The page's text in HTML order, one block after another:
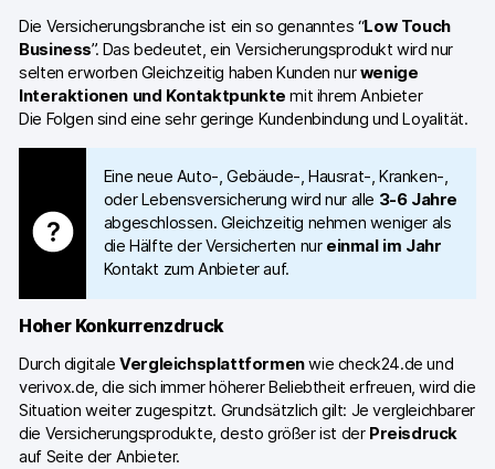
Die Versicherungsbranche ist ein so genanntes “Low Touch
Business”. Das bedeutet, ein Versicherungsprodukt wird nur
selten erworben Gleichzeitig haben Kunden nurwenige
Interaktionen und Kontaktpunkte mit ihrem Anbieter
Die Folgen sind eine sehr geringe Kundenbindung und Loyalität.
Eine neue Auto-, Gebäude-, Hausrat-, Kranken-,
oder Lebensversicherung wird nur alle 3-6 Jahre
abgeschlossen. Gleichzeitig nehmen weniger als
die Hälfte der Versicherten nur einmal im Jahr
Kontakt zum Anbieter auf.
Hoher Konkurrenzdruck
Durch digitaleVergleichsplattformenwie check24.de und
verivox.de, die sich immer höherer Beliebtheit erfreuen, wird die
Situation weiter zugespitzt. Grundsätzlich gilt: Je vergleichbarer
die Versicherungsprodukte, desto größer ist der Preisdruck
auf Seite der Anbieter.